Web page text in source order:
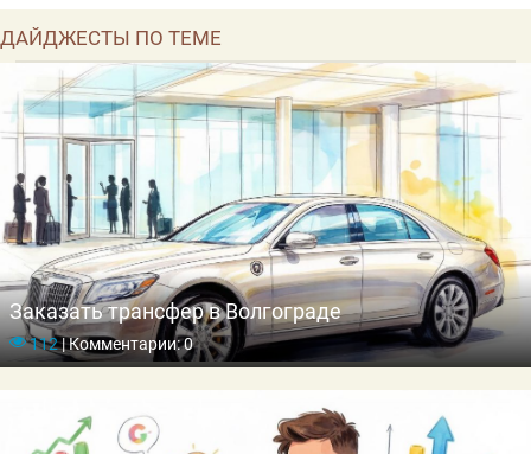
ДАЙДЖЕСТЫ ПО ТЕМЕ
Заказать трансфер в Волгограде
112|Комментарии: 0